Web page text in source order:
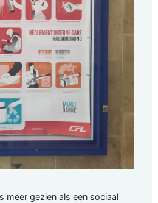
meer gezien als een sociaal